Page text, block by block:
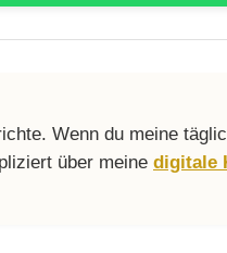
Wenn du meine
über meine digitale